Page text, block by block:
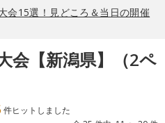
会15選！見どころ＆当日の開催
会【新潟県】（2ペ
件ヒットしました